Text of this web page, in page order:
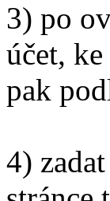
3) po
účet,
pak
4)